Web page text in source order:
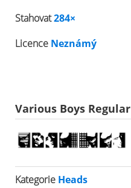
Stahovat284×
Licence Neznámý
Various Boys Regular
Kategorie Heads